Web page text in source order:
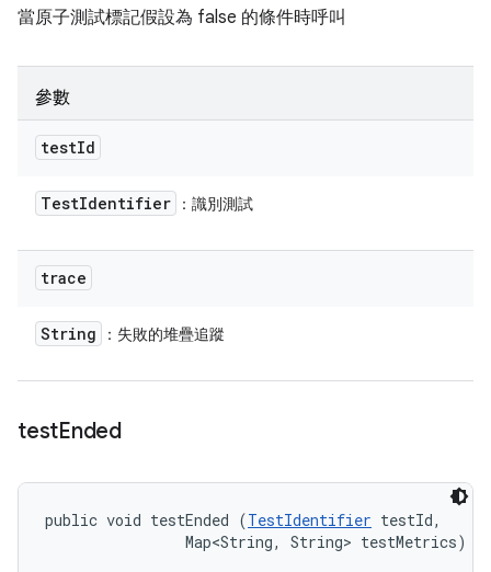
當原子測試標記假設為 false 的條件時呼叫
參數
testId
TestIdentifier ：識別測試
trace
String ：失敗的堆疊追蹤
testEnded
public void testEnded (TestIdentifier testId,
                Map<String, String> testMetrics)